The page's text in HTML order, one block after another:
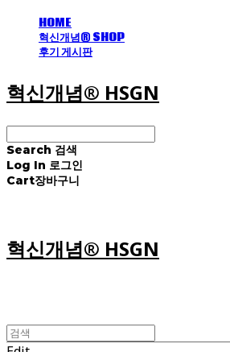
HOME
혁신개념® SHOP
후기 게시판
혁신개념® HSGN
Search 검색
Log In 로그인
Cart장바구니
혁신개념® HSGN